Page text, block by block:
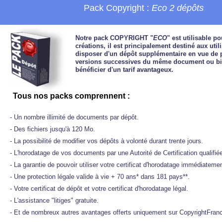
Pack Copyright : Eco 2 dépôts
Notre pack COPYRIGHT "ECO" est utilisable
créations, il est principalement destiné aux
disposer d'un dépôt supplémentaire en vue de
versions successives du même document ou
bénéficier d'un tarif avantageux.
Tous nos packs comprennent :
- Un nombre illimité de documents par dépôt.
- Des fichiers jusqu'à 120 Mo.
- La possibilité de modifier vos dépôts à volonté durant trente jours.
- L'horodatage de vos documents par une Autorité de Certification
- La garantie de pouvoir utiliser votre certificat d'horodatage
- Une protection légale valide à vie + 70 ans* dans 181 pays**.
- Votre certificat de dépôt et votre certificat d'horodatage légal.
- L'assistance "litiges" gratuite.
- Et de nombreux autres avantages offerts uniquement sur